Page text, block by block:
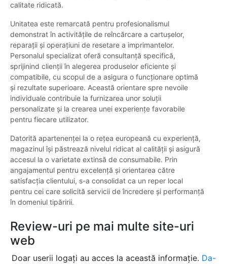
calitate ridicată.
Unitatea este remarcată pentru profesionalismul
demonstrat în activitățile de reîncărcare a cartușelor,
reparații și operațiuni de resetare a imprimantelor.
Personalul specializat oferă consultanță specifică,
sprijinind clienții în alegerea produselor eficiente și
compatibile, cu scopul de a asigura o funcționare optimă
și rezultate superioare. Această orientare spre nevoile
individuale contribuie la furnizarea unor soluții
personalizate și la crearea unei experiențe favorabile
pentru fiecare utilizator.
Datorită apartenenței la o rețea europeană cu experiență,
magazinul își păstrează nivelul ridicat al calității și asigură
accesul la o varietate extinsă de consumabile. Prin
angajamentul pentru excelență și orientarea către
satisfacția clientului, s-a consolidat ca un reper local
pentru cei care solicită servicii de încredere și performanță
în domeniul tipăririi.
Review-uri pe mai multe site-uri
web
Doar userii logați au acces la această informație. Da-